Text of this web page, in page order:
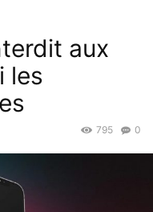
aux
les
0
795